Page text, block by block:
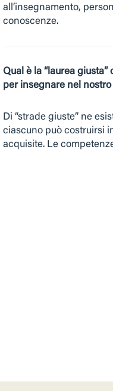
all’insegnamento,
conoscenze.
Qual è la “laurea giusta”
per insegnare nel nostro
Di “strade giuste” ne
ciascuno può costruirsi
acquisite. Le